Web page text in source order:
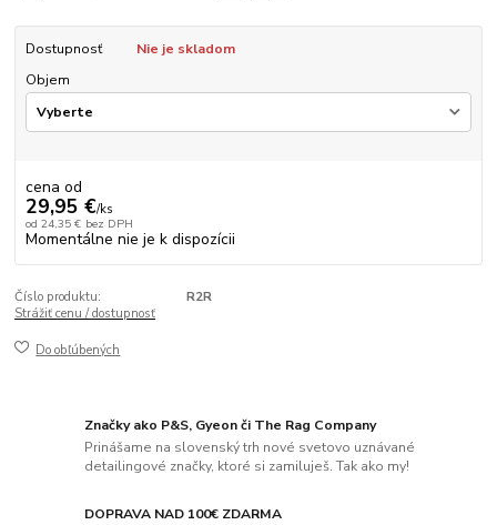
Dostupnosť
Nie je skladom
Objem
cena od
29,95 €/ks
od 24,35 € bez DPH
Momentálne nie je k dispozícii
Číslo produktu:
R2R
Strážiť cenu / dostupnosť
Do obľúbených
Značky ako P&S, Gyeon či The Rag Company
Prinášame na slovenský trh nové svetovo uznávané
detailingové značky, ktoré si zamiluješ. Tak ako my!
DOPRAVA NAD 100€ ZDARMA